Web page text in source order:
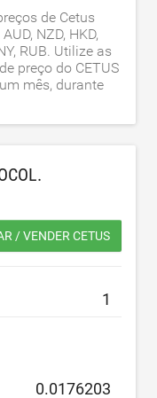
de Cetus
NZD, HKD,
RUB. Utilize as
preço do CETUS
mês, durante
/ VENDER CETUS